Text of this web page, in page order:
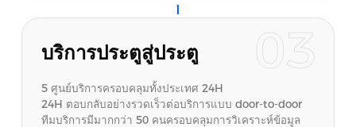
การถ่ายภาพเสร็จสมบูรณ์
บริการประตูสู่ประตู
5 ศูนย์บริการครอบคลุมทั้งประเทศ 24H
24H ตอบกลับอย่างรวดเร็วต่อบริการแบบ door-to-door
ทีมบริการมีมากกว่า 50 คนครอบคลุมการวิเคราะห์ข้อมูล
03